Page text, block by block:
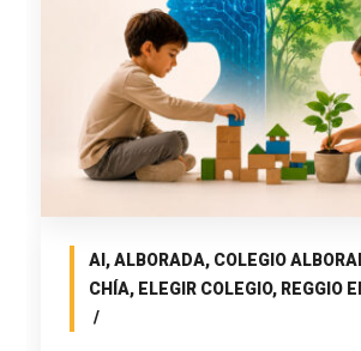
AI ,ALBORADA, COLEGIO
CHÍA, ELEGIR COLEGIO, REGGIO